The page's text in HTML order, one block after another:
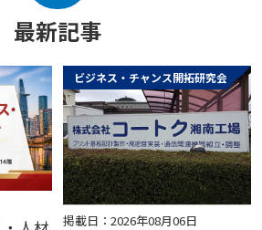
最新記事
ビジネス・チャンス開拓研究会
掲載日：2026年08月06日